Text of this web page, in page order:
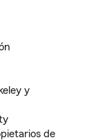
y
de